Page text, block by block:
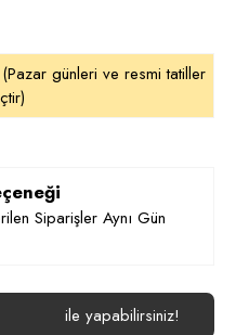
günleri ve resmi tatiller
Siparişler Aynı Gün
ile yapabilirsiniz!